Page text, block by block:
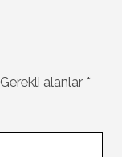
Gerekli alanlar *